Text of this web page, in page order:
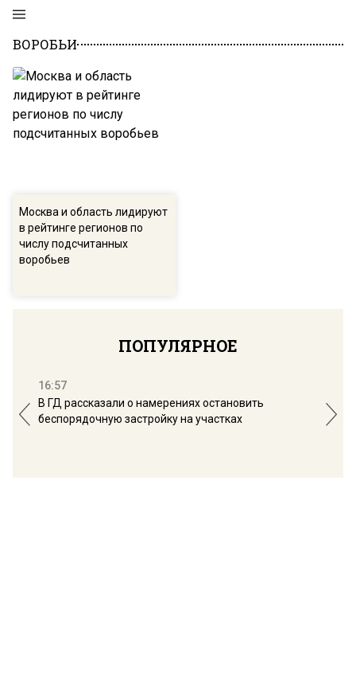
ВОРОБЬИ
Москва и область лидируют
в рейтинге регионов по
числу подсчитанных
воробьев
ПОПУЛЯРНОЕ
16:57
В ГД рассказали о намерениях остановить
беспорядочную застройку на участках